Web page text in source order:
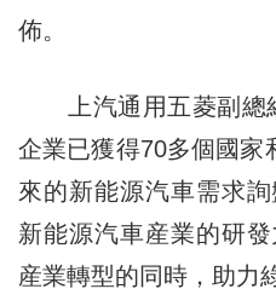
佈。
上汽通用五菱副總
企業已獲得70多個國家
來的新能源汽車需求
新能源汽車産業的研
産業轉型的同時，助力